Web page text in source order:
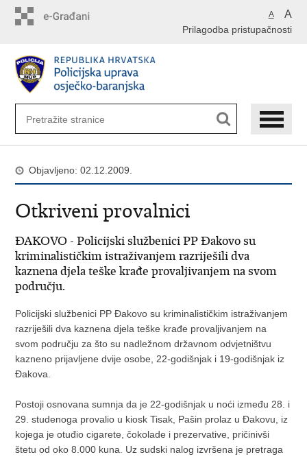
A A
Prilagodba pristupačnosti
Objavljeno: 02.12.2009.
Otkriveni provalnici
ĐAKOVO - Policijski službenici PP Đakovo su
kriminalističkim istraživanjem razriješili dva
kaznena djela teške krađe provaljivanjem na svom
području.
Policijski službenici PP Đakovo su kriminalističkim istraživanjem
razriješili dva kaznena djela teške krađe provaljivanjem na
svom području za što su nadležnom državnom odvjetništvu
kazneno prijavljene dvije osobe, 22-godišnjak i 19-godišnjak iz
Đakova.
Postoji osnovana sumnja da je 22-godišnjak u noći između 28. i
29. studenoga provalio u kiosk Tisak, Pašin prolaz u Đakovu, iz
kojega je otuđio cigarete, čokolade i prezervative, pričinivši
štetu od oko 8.000 kuna. Uz sudski nalog izvršena je pretraga